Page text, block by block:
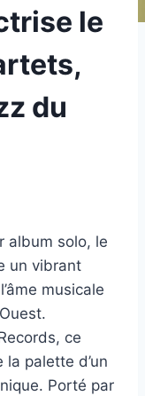
le
du
album solo, le
un vibrant
musicale
ce
palette d’un
Porté par